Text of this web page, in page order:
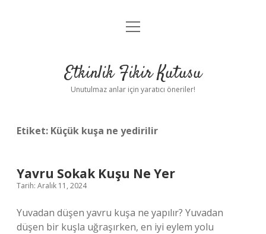
Anasayfa
Yasal Uyarı
menüyü
Etkinlik Fikir Kutusu
Unutulmaz anlar için yaratıcı öneriler!
Etiket: Küçük kuşa ne yedirilir
Yavru Sokak Kuşu Ne Yer
Tarih: Aralık 11, 2024
Yuvadan düşen yavru kuşa ne yapılır? Yuvadan
düşen bir kuşla uğraşırken, en iyi eylem yolu